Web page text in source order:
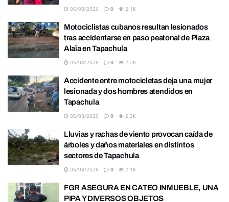
06/08/2026 0 2.1K
Motociclistas cubanos resultan lesionados
tras accidentarse en paso peatonal de Plaza
Alaïa en Tapachula
05/08/2026 0 2.2K
Accidente entre motocicletas deja una mujer
lesionada y dos hombres atendidos en
Tapachula
05/08/2026 0 2.2K
Lluvias y rachas de viento provocan caída de
árboles y daños materiales en distintos
sectores de Tapachula
05/08/2026 0 2.1K
FGR ASEGURA EN CATEO INMUEBLE, UNA
PIPA Y DIVERSOS OBJETOS